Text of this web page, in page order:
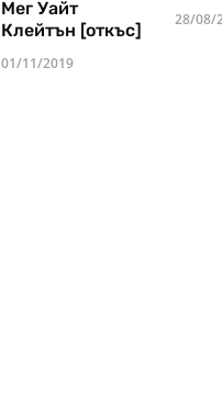
Мег Уайт
Клейтън [откъс]
01/11/2019
28/08/